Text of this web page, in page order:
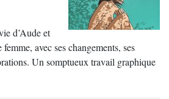
d’Aude et
avec ses changements, ses
Un somptueux travail graphique